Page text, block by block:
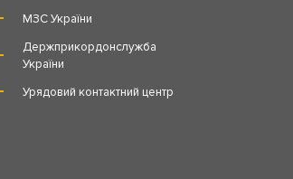
МЗС України
Держприкордонслужба
України
Урядовий контактний центр